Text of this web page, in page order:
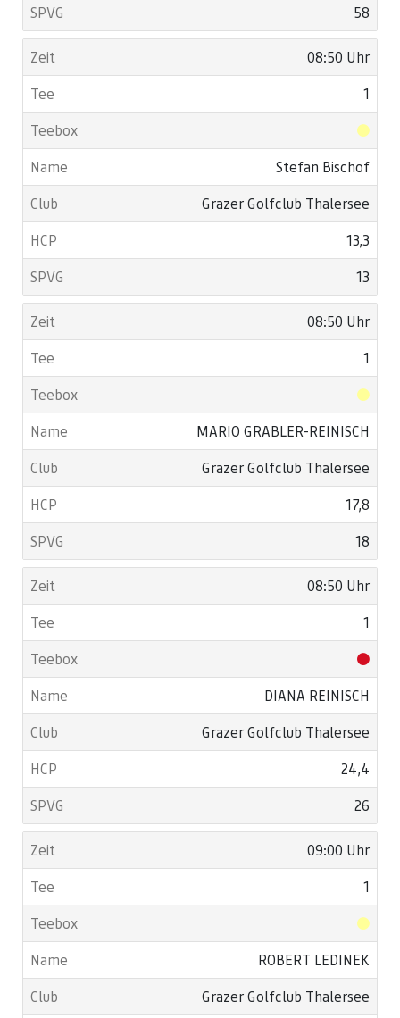
58
08:50 Uhr
1
Stefan Bischof
Grazer Golfclub Thalersee
13,3
13
08:50 Uhr
1
MARIO GRABLER-REINISCH
Grazer Golfclub Thalersee
17,8
18
08:50 Uhr
1
DIANA REINISCH
Grazer Golfclub Thalersee
24,4
26
09:00 Uhr
1
ROBERT LEDINEK
Grazer Golfclub Thalersee